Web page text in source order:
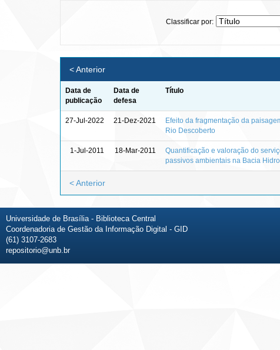
Classificar por:
< Anterior
Data de
publicação
Data de
defesa
Título
27-Jul-2022 21-Dez-2021
Efeito da fragmentação da
Rio Descoberto
1-Jul-2011 18-Mar-2011
Quantificação e valoração do
passivos ambientais na Bacia
< Anterior
Universidade de Brasília - Biblioteca Central
Coordenadoria de Gestão da Informação Digital - GID
(61) 3107-2683
repositorio@unb.br